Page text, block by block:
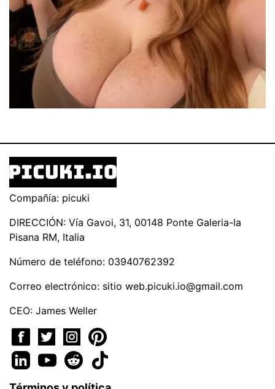
Compañía: picuki
DIRECCIÓN: Vía Gavoi, 31, 00148 Ponte Galeria-la
Pisana RM, Italia
Número de teléfono: 03940762392
Correo electrónico: sitio web.picuki.io@gmail.com
CEO: James Weller